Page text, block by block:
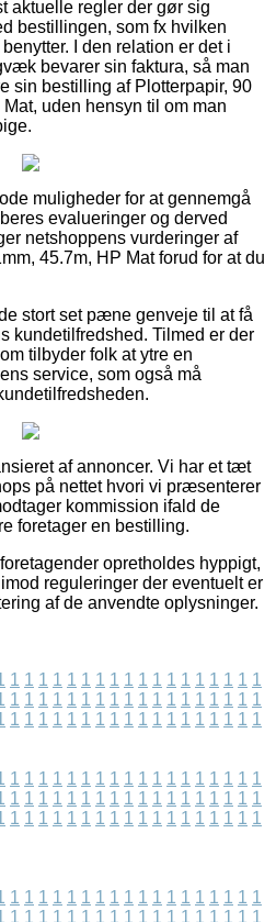
aktuelle regler der gør sig
bestillingen, som fx hvilken
I den relation er det i
bevarer sin faktura, så man
sin bestilling af Plotterpapir, 90
uden hensyn til om man
muligheder for at gennemgå
evalueringer og derved
netshoppens vurderinger af
45.7m, HP Mat forud for at du
stort set pæne genveje til at få
kundetilfredshed. Tilmed er der
tilbyder folk at ytre en
service, som også må
af annoncer. Vi har et tæt
på nettet hvori vi præsenterer
kommission ifald de
foretager en bestilling.
opretholdes hyppigt,
reguleringer der eventuelt er
af de anvendte oplysninger.
1 1 1 1 1 1 1 1 1 1 1 1 1 1 1 1 1 1
1 1 1 1 1 1 1 1 1 1 1 1 1 1 1 1 1 1
1 1 1 1 1 1 1 1 1 1 1 1 1 1 1 1 1 1
1 1 1 1 1 1 1 1 1 1 1 1 1 1 1 1 1 1
1 1 1 1 1 1 1 1 1 1 1 1 1 1 1 1 1 1
1 1 1 1 1 1 1 1 1 1 1 1 1 1 1 1 1 1
1 1 1 1 1 1 1 1 1 1 1 1 1 1 1 1 1 1
1 1 1 1 1 1 1 1 1 1 1 1 1 1 1 1 1 1